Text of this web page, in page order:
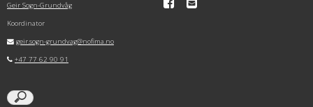
Geir Sogn-Grundvåg
Koordinator
geir.sogn-grundvag@nofima.no
+47 77 62 90 91